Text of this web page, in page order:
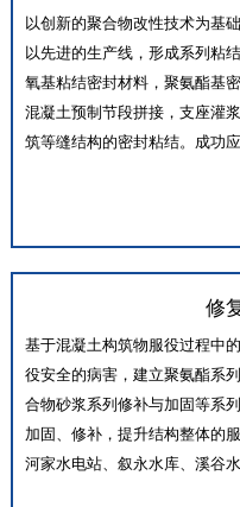
以创新的聚合物改性技术为基
以先进的生产线，形成系列粘
氧基粘结密封材料，聚氨酯基
混凝土预制节段拼接，支座灌
筑等缝结构的密封粘结。成功
修
基于混凝土构筑物服役过程中
役安全的病害，建立聚氨酯系
合物砂浆系列修补与加固等系
加固、修补，提升结构整体的
河家水电站、叙永水库、溪谷